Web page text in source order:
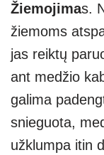
Žiemojimas.
žiemoms
jas reiktų
ant medžio
galima
snieguota,
užklumpa itin